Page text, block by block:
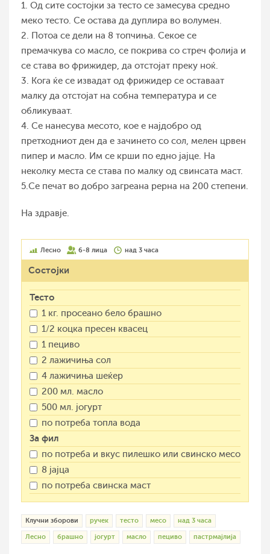
1. Од сите состојки за тесто се замесува средно
меко тесто. Се остава да дуплира во волумен.
2. Потоа се дели на 8 топчиња. Секое се
премачкува со масло, се покрива со стреч фолија и
се става во фрижидер, да отстојат преку ноќ.
3. Кога ќе се извадат од фрижидер се оставаат
малку да отстојат на собна температура и се
обликуваат.
4. Се нанесува месото, кое е најдобро од
претходниот ден да е зачинето со сол, мелен црвен
пипер и масло. Им се крши по едно јајце. На
неколку места се става по малку од свинсата маст.
5.Се печат во добро загреана рерна на 200 степени.
На здравје.
Лесно 6-8 лица над 3 часа
Состојки
Тесто
1 кг. просеано бело брашно
1/2 коцка пресен квасец
1 пециво
2 лажичиња сол
4 лажичиња шеќер
200 мл. масло
500 мл. јогурт
по потреба топла вода
За фил
по потреба и вкус пилешко или свинско месо
8 јајца
по потреба свинска маст
Клучни зборови ручек тесто месо над 3 часа
Лесно брашно јогурт масло пециво пастрмајлија